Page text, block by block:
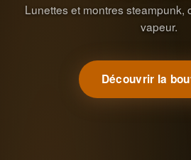
Lunettes et montres steampunk,
vapeur.
Découvrir la